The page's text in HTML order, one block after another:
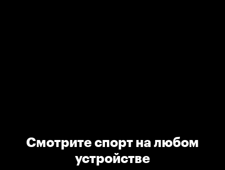
Смотрите спорт на любом
устройстве